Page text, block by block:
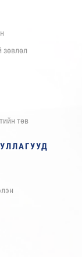
зөвлөл
төв